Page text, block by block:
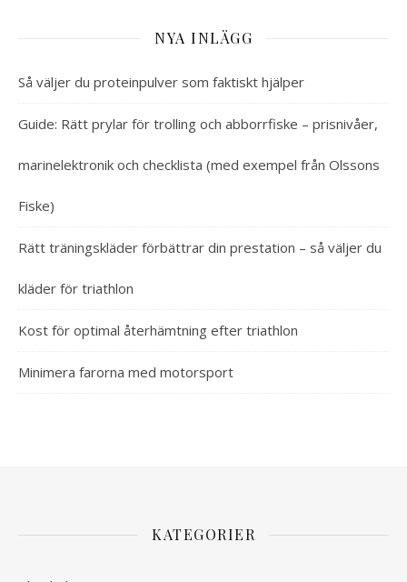
NYA INLÄGG
Så väljer du proteinpulver som faktiskt hjälper
Guide: Rätt prylar för trolling och abborrfiske – prisnivåer,
marinelektronik och checklista (med exempel från Olssons
Fiske)
Rätt träningskläder förbättrar din prestation – så väljer du
kläder för triathlon
Kost för optimal återhämtning efter triathlon
Minimera farorna med motorsport
KATEGORIER